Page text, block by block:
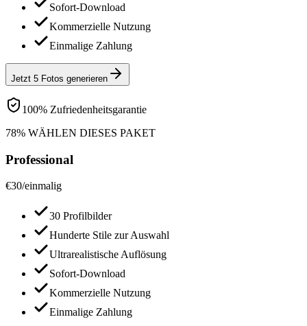
Sofort-Download
Kommerzielle Nutzung
Einmalige Zahlung
Jetzt 5 Fotos generieren
100% Zufriedenheitsgarantie
78% WÄHLEN DIESES PAKET
Professional
€30/einmalig
30 Profilbilder
Hunderte Stile zur Auswahl
Ultrarealistische Auflösung
Sofort-Download
Kommerzielle Nutzung
Einmalige Zahlung